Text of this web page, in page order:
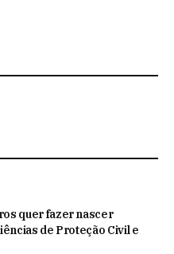
quer fazer nascer
de Proteção Civil e